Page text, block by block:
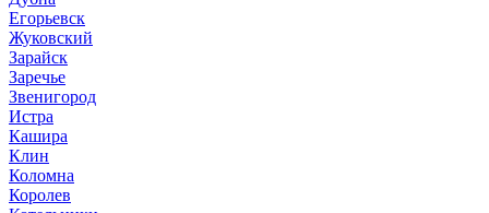
Егорьевск
Жуковский
Зарайск
Заречье
Звенигород
Истра
Кашира
Клин
Коломна
Королев